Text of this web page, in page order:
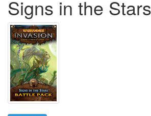
Signs in the Stars